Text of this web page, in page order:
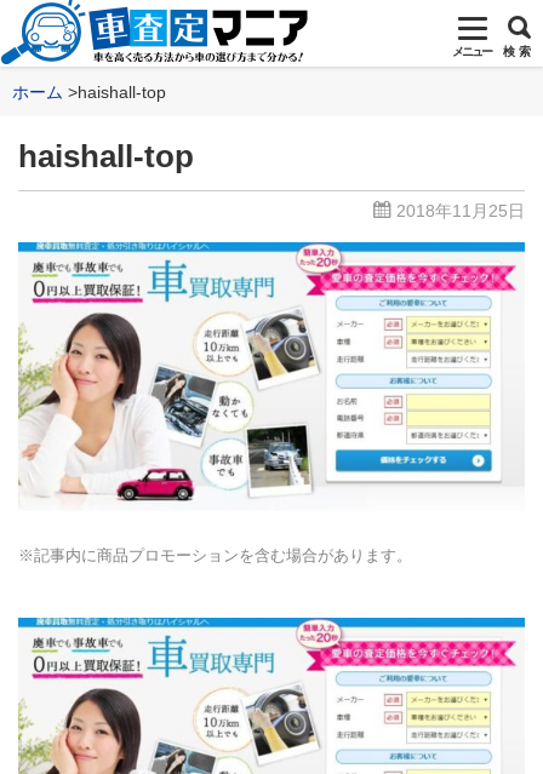
メニュー 検 索
ホーム haishall-top
haishall-top
2018年11月25日
※記事内に商品プロモーションを含む場合があります。